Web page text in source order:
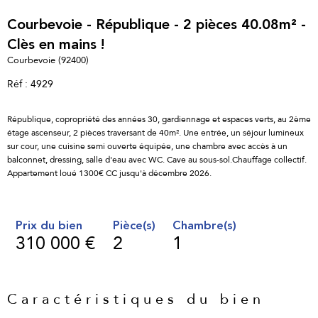
Courbevoie - République - 2 pièces 40.08m² -
Clès en mains !
Courbevoie (92400)
Réf : 4929
République, copropriété des années 30, gardiennage et espaces verts, au 2ème
étage ascenseur, 2 pièces traversant de 40m². Une entrée, un séjour lumineux
sur cour, une cuisine semi ouverte équipée, une chambre avec accès à un
balconnet, dressing, salle d'eau avec WC. Cave au sous-sol.Chauffage collectif.
Appartement loué 1300€ CC jusqu'à décembre 2026.
Prix du bien
310 000 €
Pièce(s)
2
Chambre(s)
1
Caractéristiques du bien